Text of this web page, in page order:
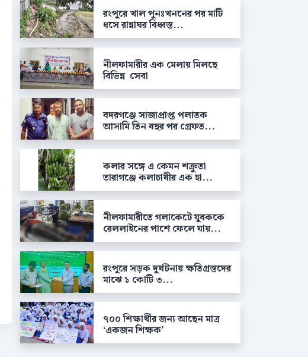
রংপুরে খাল পুনঃখননের পর মাটি
ধসে রান্নাঘর বিধ্বস্ত...
নীলফামারীর এক মেলায় মিলছে
বিভিন্ন সেবা
বদরগঞ্জে সাজাপ্রাপ্ত পলাতক
আসামি তিন বছর পর গ্রেফত...
কলার সঙ্গে এ কেমন শক্রুতা
তারাগঞ্জে কলাচাষীর এক হা...
নীলফামারীতে গলাকেটে যুবককে
রেললাইনের পাশে ফেলে যায়...
রংপুরে সড়ক দুর্ঘটনায় ক্ষতিগ্রস্তদের
মাঝে ১ কোটি ৩...
৭০০ শিক্ষার্থীর জন্য আছেন মাত্র
‘একজন শিক্ষক’